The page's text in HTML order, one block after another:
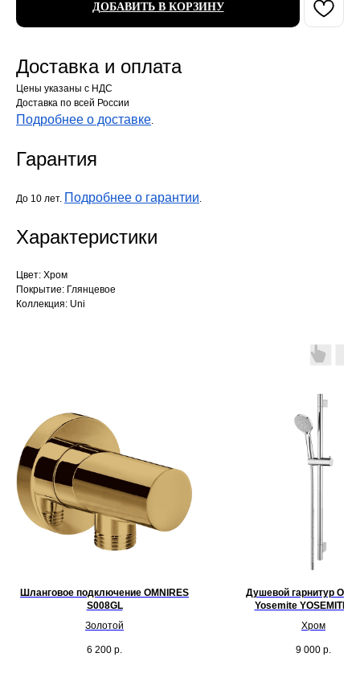
ДОБАВИТЬ В КОРЗИНУ
Доставка и оплата
Цены указаны с НДС
Доставка по всей России
Подробнее о доставке.
Гарантия
До 10 лет. Подробнее о гарантии.
Характеристики
Цвет: Хром
Покрытие: Глянцевое
Коллекция: Uni
Шланговое подключение OMNIRES
S008GL
Золотой
6 200 р.
Душевой гарнитур
Yosemite YOSEMITE-
Хром
9 000 р.